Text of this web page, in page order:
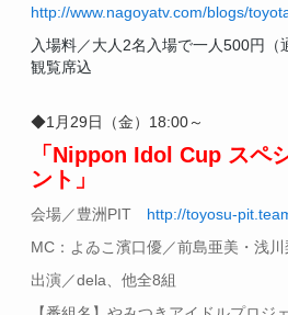
http://www.nagoyatv.com/blogs/
入場料／大人2名入場で一人500円
観覧席込
◆1月29日（金）18:00～
「Nippon Idol Cup スペ
ント」
会場／豊洲PIT http://toyosu-
MC：よゐこ濱口優／前島亜美・浅
出演／dela、他全8組